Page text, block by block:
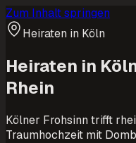
Zum Inhalt springen
Heiraten in Köln
Heiraten in
Rhein
Kölner Frohsinn trifft
Traumhochzeit mit